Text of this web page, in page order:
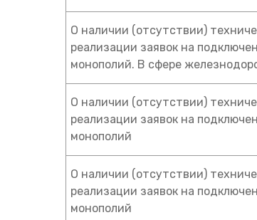
О наличии (отсутствии)
реализации заявок на
монополий. В сфере
О наличии (отсутствии)
реализации заявок на
монополий
О наличии (отсутствии)
реализации заявок на
монополий